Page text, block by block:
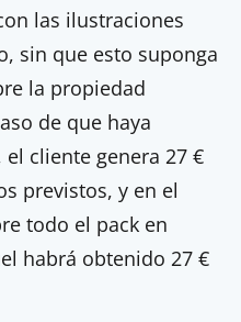
las ilustraciones
sin que esto suponga
la propiedad
de que haya
cliente genera 27 €
previstos, y en el
todo el pack en
habrá obtenido 27 €